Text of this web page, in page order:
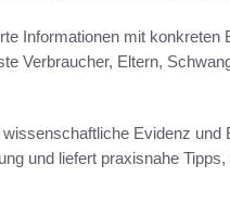
Informationen mit
Verbraucher, Eltern,
Evidenz
und liefert praxisnahe